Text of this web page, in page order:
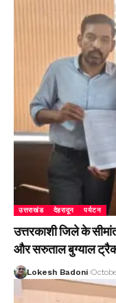
उत्तराखंड देहरादून पर्यटन
उत्तरकाशी जिले के
और सरुताल बुग्याल
Lokesh Badoni